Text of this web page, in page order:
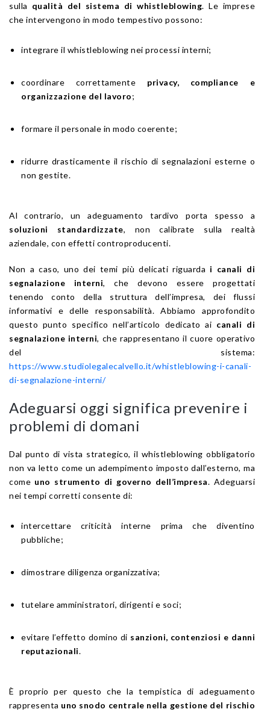
sulla qualità del sistema di whistleblowing. Le imprese
che intervengono in modo tempestivo possono:
integrare il whistleblowing nei processi interni;
coordinare correttamente privacy, compliance e
organizzazione del lavoro;
formare il personale in modo coerente;
ridurre drasticamente il rischio di segnalazioni esterne o
non gestite.
Al contrario, un adeguamento tardivo porta spesso a
soluzioni standardizzate, non calibrate sulla realtà
aziendale, con effetti controproducenti.
Non a caso, uno dei temi più delicati riguarda i canali di
segnalazione interni, che devono essere progettati
tenendo conto della struttura dell’impresa, dei flussi
informativi e delle responsabilità. Abbiamo approfondito
questo punto specifico nell’articolo dedicato ai canali di
segnalazione interni, che rappresentano il cuore operativo
del sistema:
https://www.studiolegalecalvello.it/whistleblowing-i-canali-
di-segnalazione-interni/
Adeguarsi oggi significa prevenire i
problemi di domani
Dal punto di vista strategico, il whistleblowing obbligatorio
non va letto come un adempimento imposto dall’esterno, ma
come uno strumento di governo dell’impresa. Adeguarsi
nei tempi corretti consente di:
intercettare criticità interne prima che diventino
pubbliche;
dimostrare diligenza organizzativa;
tutelare amministratori, dirigenti e soci;
evitare l’effetto domino di sanzioni, contenziosi e danni
reputazionali.
È proprio per questo che la tempistica di adeguamento
rappresenta uno snodo centrale nella gestione del rischio